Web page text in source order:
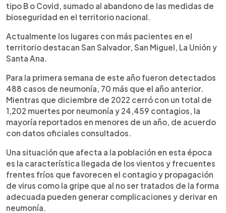
tipo B o Covid, sumado al abandono de las medidas de
bioseguridad en el territorio nacional.
Actualmente los lugares con más pacientes en el
territorio destacan San Salvador, San Miguel, La Unión y
Santa Ana.
Para la primera semana de este año fueron detectados
488 casos de neumonía, 70 más que el año anterior.
Mientras que diciembre de 2022 cerró con un total de
1,202 muertes por neumonía y 24,459 contagios, la
mayoría reportados en menores de un año, de acuerdo
con datos oficiales consultados.
Una situación que afecta a la población en esta época
es la característica llegada de los vientos y frecuentes
frentes fríos que favorecen el contagio y propagación
de virus como la gripe que al no ser tratados de la forma
adecuada pueden generar complicaciones y derivar en
neumonía.